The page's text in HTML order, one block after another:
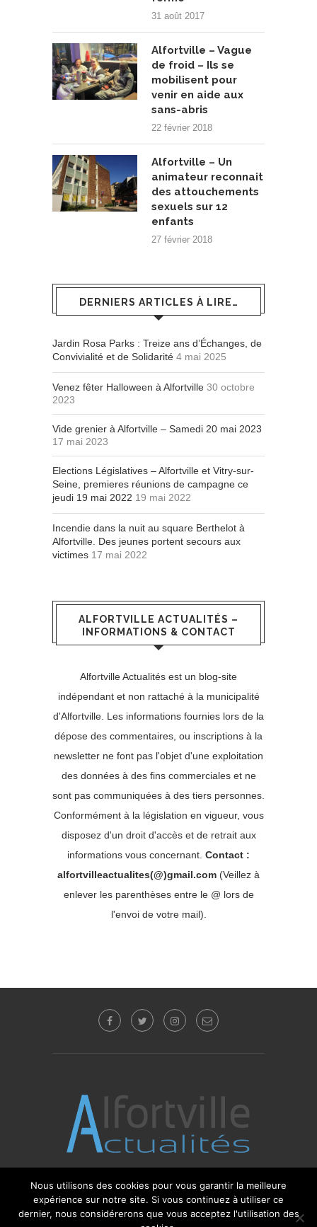
31 août 2017
Alfortville – Vague
de froid – Ils se
mobilisent pour
venir en aide aux
sans-abris
22 février 2018
Alfortville – Un
animateur reconnait
des attouchements
sexuels sur 12
enfants
27 février 2018
DERNIERS ARTICLES À LIRE…
Jardin Rosa Parks : Treize ans d’Échanges, de
Convivialité et de Solidarité 4 mai 2025
Venez fêter Halloween à Alfortville 30 octobre
2023
Vide grenier à Alfortville – Samedi 20 mai 2023
17 mai 2023
Elections Législatives – Alfortville et Vitry-sur-
Seine, premieres réunions de campagne ce
jeudi 19 mai 2022 19 mai 2022
Incendie dans la nuit au square Berthelot à
Alfortville. Des jeunes portent secours aux
victimes 17 mai 2022
ALFORTVILLE ACTUALITÉS –
INFORMATIONS & CONTACT
Alfortville Actualités est un blog-site
indépendant et non rattaché à la municipalité
d'Alfortville. Les informations fournies lors de la
dépose des commentaires, ou inscriptions à la
newsletter ne font pas l'objet d'une exploitation
des données à des fins commerciales et ne
sont pas communiquées à des tiers personnes.
Conformément à la législation en vigueur, vous
disposez d'un droit d'accès et de retrait aux
informations vous concernant. Contact :
alfortvilleactualites(@)gmail.com (Veillez à
enlever les parenthèses entre le @ lors de
l'envoi de votre mail).
© 2017 - 2025 Alfortville Actualités - Tous droits
réservés. Editeur : Sébastien Glotin - l'Agence-i
Nous utilisons des cookies pour vous garantir la meilleure
expérience sur notre site. Si vous continuez à utiliser ce
dernier, nous considérerons que vous acceptez l'utilisation des